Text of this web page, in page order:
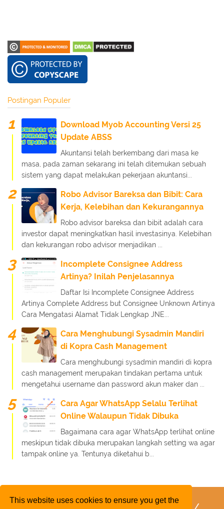
This website uses cookies to ensure you get the
Postingan Populer
Download Myob Accounting Versi 25
Update ABSS
Akuntansi telah berkembang dari masa ke
masa, pada zaman sekarang ini telah ditemukan sebuah
sistem yang dapat melakukan pekerjaan akuntansi...
Robo Advisor Bareksa dan Bibit: Cara
Kerja, Kelebihan dan Kekurangannya
Robo advisor bareksa dan bibit adalah cara
investor dapat meningkatkan hasil investasinya. Kelebihan
dan kekurangan robo advisor menjadikan ...
Incomplete Consignee Address
Artinya? Inilah Penjelasannya
Daftar Isi Incomplete Consignee Address
Artinya Complete Address but Consignee Unknown Artinya
Cara Mengatasi Alamat Tidak Lengkap JNE...
Cara Menghubungi Sysadmin Mandiri
di Kopra Cash Management
Cara menghubungi sysadmin mandiri di kopra
cash management merupakan tindakan pertama untuk
mengetahui username dan password akun maker dan ...
Cara Agar WhatsApp Selalu Terlihat
Online Walaupun Tidak Dibuka
Bagaimana cara agar WhatsApp terlihat online
meskipun tidak dibuka merupakan langkah setting wa agar
tampak online ya. Tentunya diketahui b...
Kebijakan Privasi